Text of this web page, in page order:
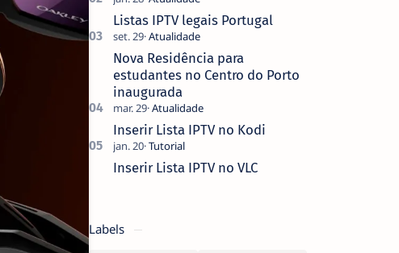
que não pediste, ban…
Listas IPTV legais Portugal
Nova Residência para
estudantes no Centro do Porto
inaugurada
Inserir Lista IPTV no Kodi
Inserir Lista IPTV no VLC
Labels